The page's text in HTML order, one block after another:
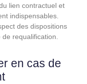
lien contractuel et
indispensables.
des dispositions
requalification.
en cas de